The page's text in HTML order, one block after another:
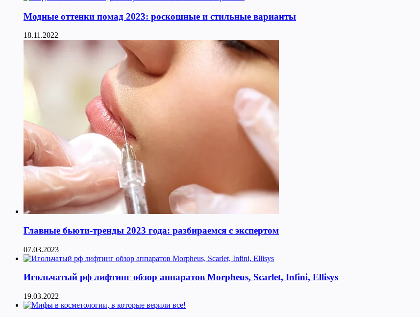
Модные оттенки помад 2023: роскошные и стильные варианты
18.11.2022
Главные бьюти-тренды 2023 года: разбираемся с экспертом
07.03.2023
Игольчатый рф лифтинг обзор аппаратов Morpheus, Scarlet, Infini, Ellisys
19.03.2022